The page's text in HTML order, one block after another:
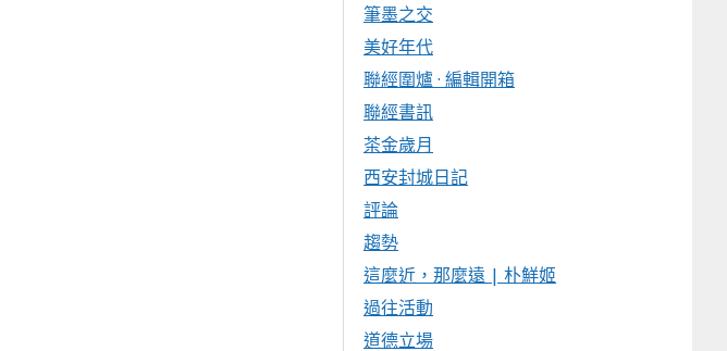
筆墨之交
美好年代
聯經圍爐 · 編輯開箱
聯經書訊
茶金歲月
西安封城日記
評論
趨勢
這麼近，那麼遠 | 朴鮮姬
過往活動
道德立場